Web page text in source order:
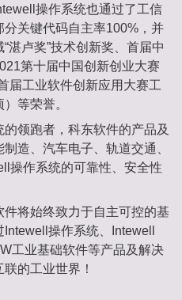
操作系统也通过了工信
关键代码自主率100%，并
湛卢奖”技术创新奖、首届中
第十届中国创新创业大赛
届工业软件创新应用大赛工
等荣誉。
领跑者，科东软件的产品及
造、汽车电子、轨道交通、
操作系统的可靠性、安全性
将始终致力于自主可控的基
操作系统、Intewell
工业基础软件等产品及解决
的工业世界！